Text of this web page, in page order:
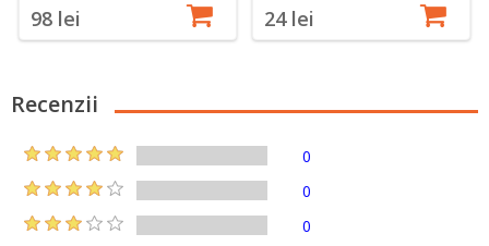
98 lei 24 lei
Recenzii
0
0
0